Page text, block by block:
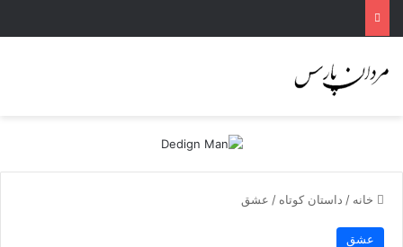
خانه / داستان کوتاه / عشق
عشق